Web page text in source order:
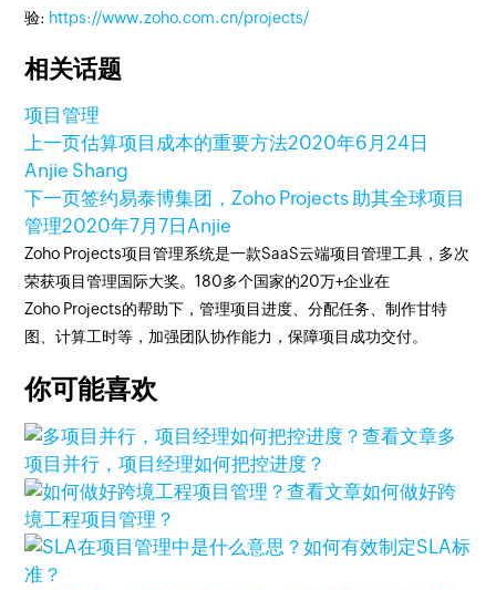
验: https://www.zoho.com.cn/projects/
相关话题
项目管理
上一页估算项目成本的重要方法2020年6月24日
Anjie Shang
下一页签约易泰博集团，Zoho Projects 助其全球项目
管理2020年7月7日Anjie
Zoho Projects项目管理系统是一款SaaS云端项目管理工具，多次
荣获项目管理国际大奖。180多个国家的20万+企业在
Zoho Projects的帮助下，管理项目进度、分配任务、制作甘特
图、计算工时等，加强团队协作能力，保障项目成功交付。
你可能喜欢
查看文章多
项目并行，项目经理如何把控进度？
查看文章如何做好跨
境工程项目管理？